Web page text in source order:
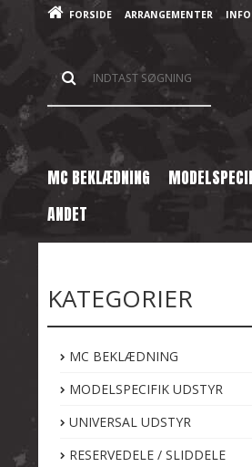
FORSIDE ARRANGEMENTER
MC BEKLÆDNING
ANDET
KATEGORIER
MC BEKLÆDNING
MODELSPECIFIK UDSTYR
UNIVERSAL UDSTYR
RESERVEDELE / SLIDDELE